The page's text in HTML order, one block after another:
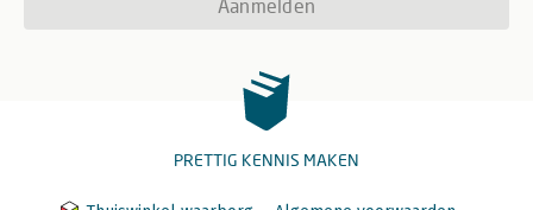
Aanmelden
PRETTIG KENNIS MAKEN